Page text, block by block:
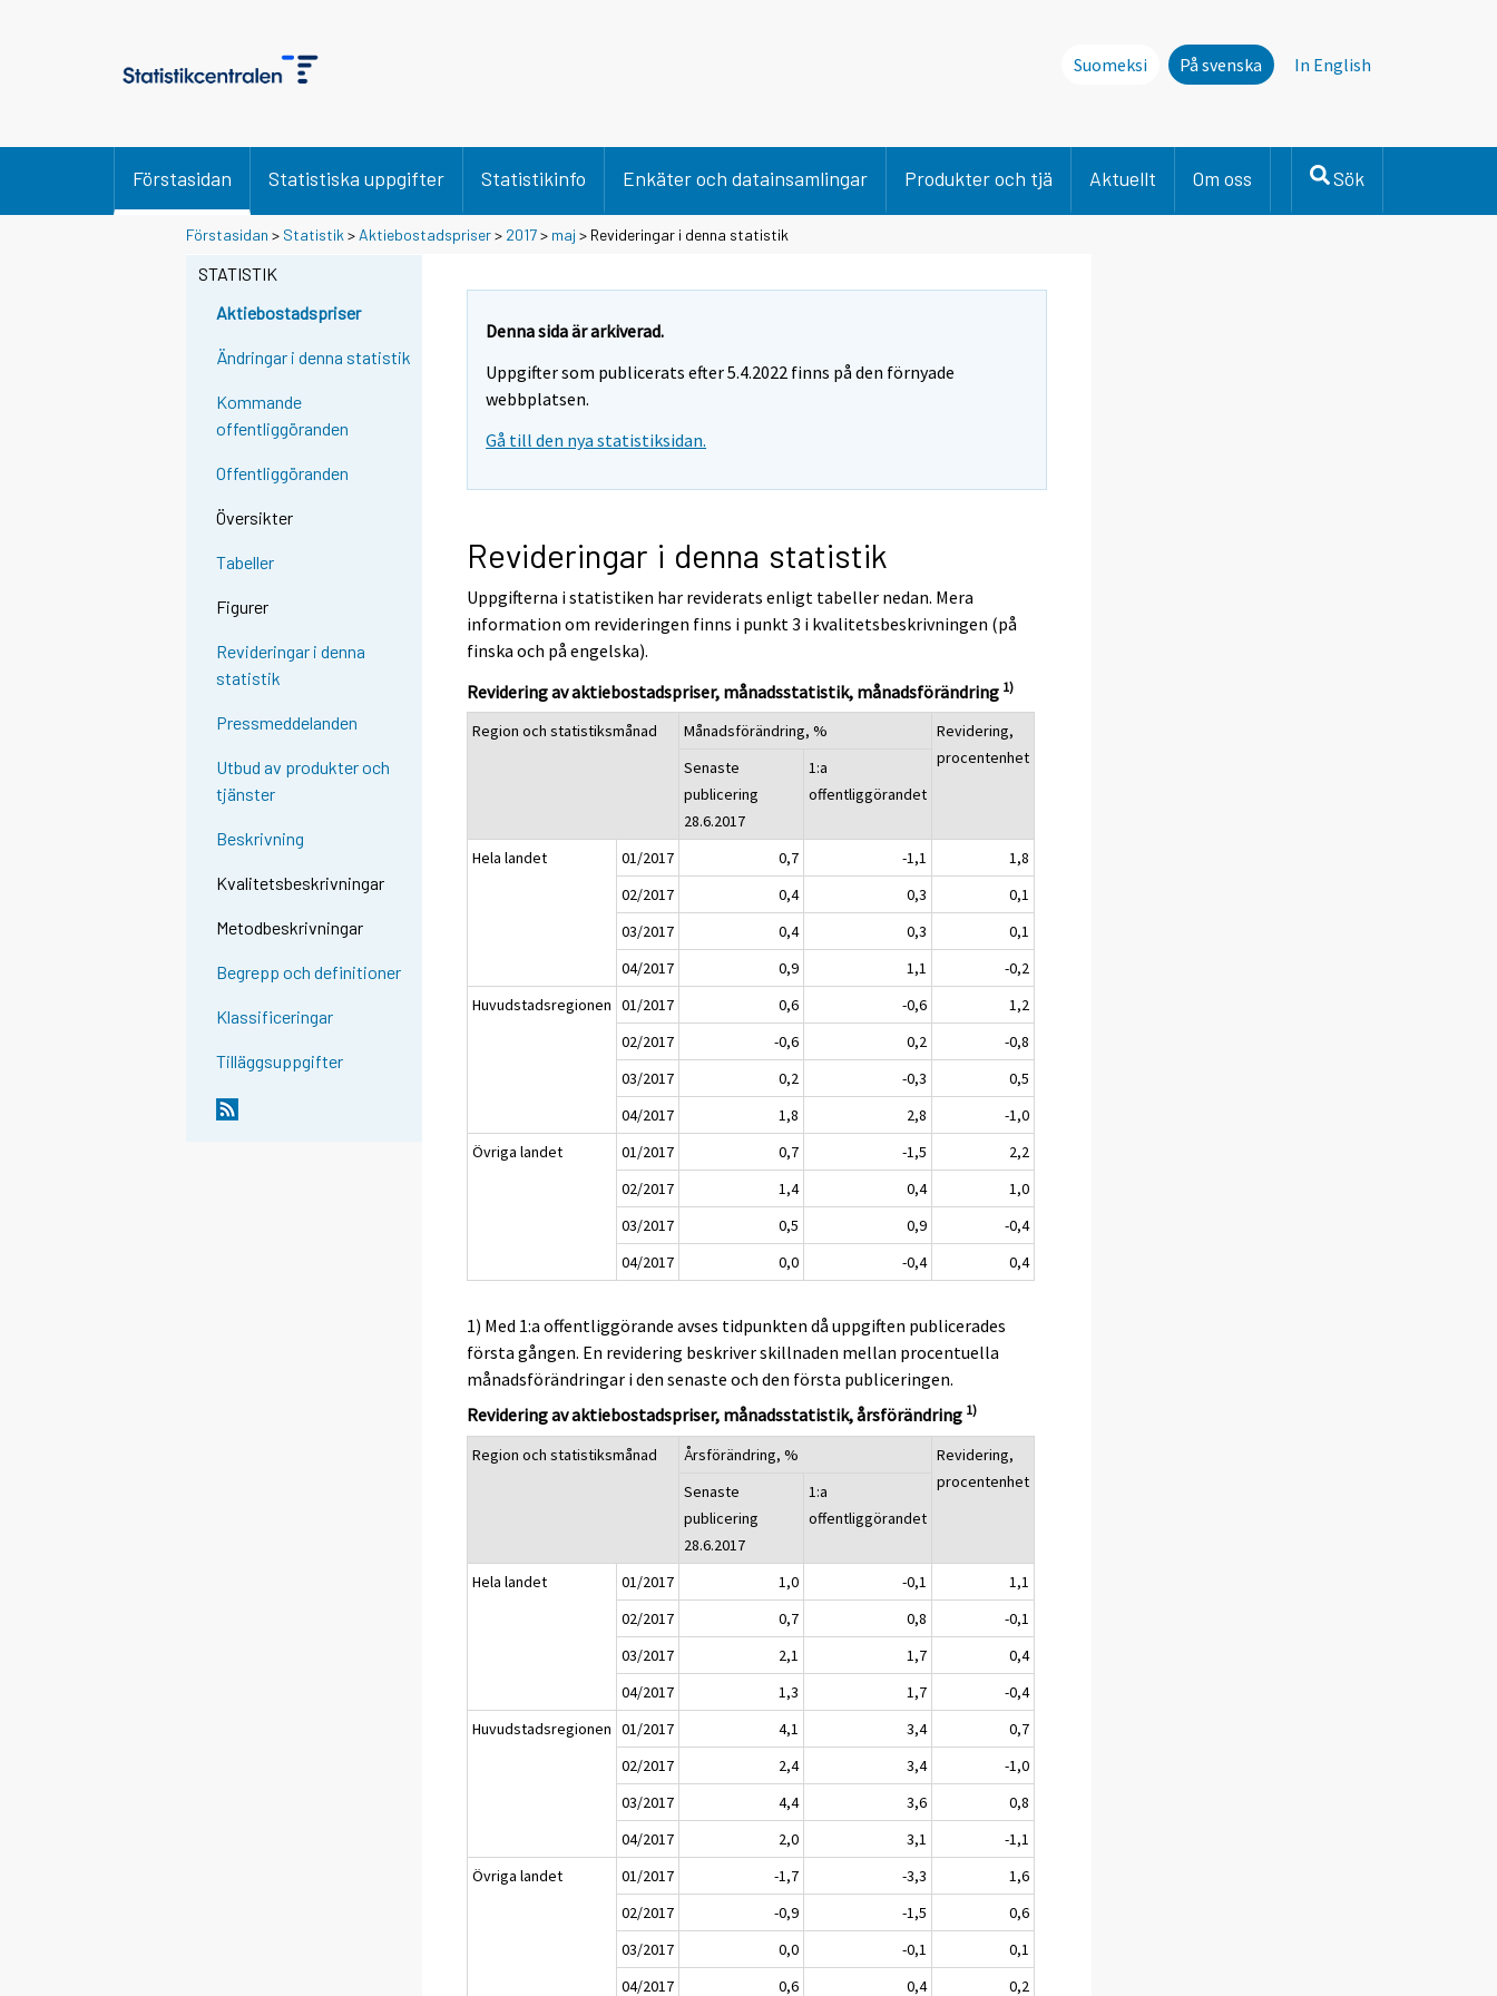
Suomeksi På svenska In English
Förstasidan Statistiska uppgifter Statistikinfo Enkäter och datainsamlingar Produkter och tjä Aktuellt Om oss Sök
Förstasidan > Statistik > Aktiebostadspriser> 2017> maj > Revideringar i denna statistik
STATISTIK
Aktiebostadspriser
Ändringar i denna statistik
Kommande
offentliggöranden
Offentliggöranden
Översikter
Tabeller
Figurer
Revideringar i denna
statistik
Pressmeddelanden
Utbud av produkter och
tjänster
Beskrivning
Kvalitetsbeskrivningar
Metodbeskrivningar
Begrepp och definitioner
Klassificeringar
Tilläggsuppgifter
Denna sida är arkiverad.
Uppgifter som publicerats efter 5.4.2022 finns på den förnyade
webbplatsen.
Gå till den nya statistiksidan.
Revideringar i denna statistik
Uppgifterna i statistiken har reviderats enligt tabeller nedan. Mera
information om revideringen finns i punkt 3 i kvalitetsbeskrivningen (på
finska och på engelska).
Revidering av aktiebostadspriser, månadsstatistik, månadsförändring 1)
Region och statistiksmånad Månadsförändring, %
Revidering,
procentenhet
Senaste
publicering
28.6.2017
1:a
offentliggörandet
Hela landet 01/2017 0,7 -1,1
1,8
02/2017
0,4 0,3
0,1
03/2017
0,4 0,3
0,1
04/2017
0,9 1,1
-0,2
Huvudstadsregionen 01/2017 0,6 -0,6
1,2
02/2017
-0,6 0,2
-0,8
03/2017
0,2 -0,3
0,5
04/2017
1,8 2,8
-1,0
Övriga landet
01/2017 0,7 -1,5
2,2
02/2017
1,4 0,4
1,0
03/2017
0,5 0,9
-0,4
04/2017
0,0 -0,4 0,4
1) Med 1:a offentliggörande avses tidpunkten då uppgiften publicerades
första gången. En revidering beskriver skillnaden mellan procentuella
månadsförändringar i den senaste och den första publiceringen.
Revidering av aktiebostadspriser, månadsstatistik, årsförändring 1)
Region och statistiksmånad Årsförändring, %
Revidering,
procentenhet
Senaste
publicering
28.6.2017
1:a
offentliggörandet
Hela landet 01/2017 1,0 -0,1
1,1
02/2017
0,7 0,8
-0,1
03/2017
2,1 1,7
0,4
04/2017
1,3 1,7
-0,4
Huvudstadsregionen 01/2017 4,1 3,4
0,7
02/2017
2,4 3,4
-1,0
03/2017
4,4 3,6
0,8
04/2017
2,0 3,1
-1,1
Övriga landet
01/2017 -1,7 -3,3
1,6
02/2017
-0,9 -1,5
0,6
03/2017
0,0 -0,1
0,1
04/2017
0,6 0,4 0,2